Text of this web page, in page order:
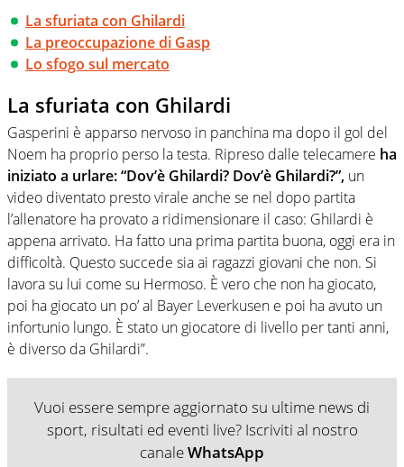
La sfuriata con Ghilardi
La preoccupazione di Gasp
Lo sfogo sul mercato
La sfuriata con Ghilardi
Gasperini è apparso nervoso in panchina ma dopo il gol del
Noem ha proprio perso la testa. Ripreso dalle telecamere ha
iniziato a urlare: “Dov’è Ghilardi? Dov’è Ghilardi?”, un
video diventato presto virale anche se nel dopo partita
l’allenatore ha provato a ridimensionare il caso: Ghilardi è
appena arrivato. Ha fatto una prima partita buona, oggi era in
difficoltà. Questo succede sia ai ragazzi giovani che non. Si
lavora su lui come su Hermoso. È vero che non ha giocato,
poi ha giocato un po’ al Bayer Leverkusen e poi ha avuto un
infortunio lungo. È stato un giocatore di livello per tanti anni,
è diverso da Ghilardi”.
Vuoi essere sempre aggiornato su ultime news di
sport, risultati ed eventi live? Iscriviti al nostro
canaleWhatsApp